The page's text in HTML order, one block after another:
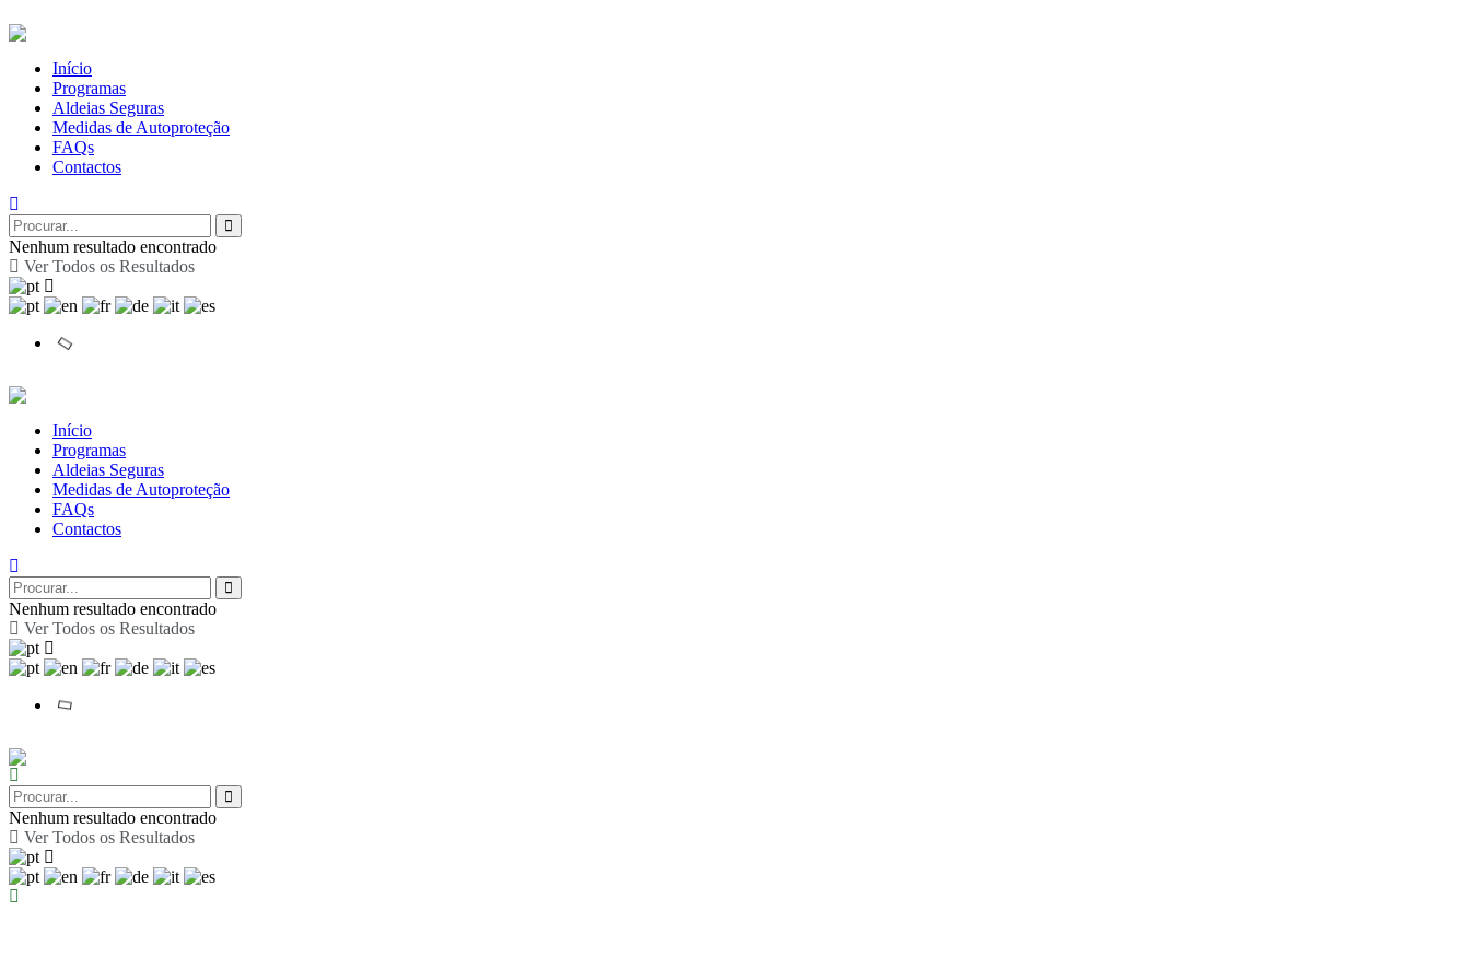
Início
Programas
Aldeias Seguras
Medidas de Autoproteção
FAQs
Contactos
Nenhum resultado encontrado
Ver Todos os Resultados
Início
Programas
Aldeias Seguras
Medidas de Autoproteção
FAQs
Contactos
Nenhum resultado encontrado
Ver Todos os Resultados
Nenhum resultado encontrado
Ver Todos os Resultados